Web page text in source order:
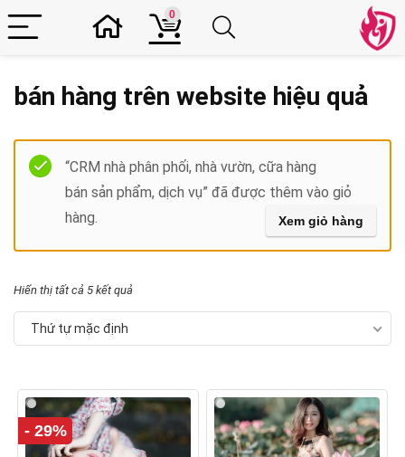
0
bán hàng trên website hiệu quả
“CRM nhà phân phối, nhà vườn, cữa hàng
bán sản phẩm, dịch vụ” đã được thêm vào giỏ
hàng.
Xem giỏ hàng
Hiển thị tất cả 5 kết quả
Thứ tự mặc định
- 29%